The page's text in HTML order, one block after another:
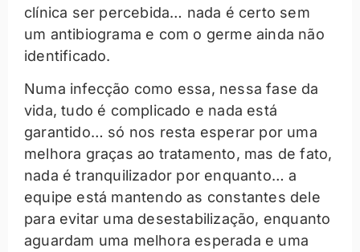
clínica ser percebida… nada é certo sem
um antibiograma e com o germe ainda não
identificado.
Numa infecção como essa, nessa fase da
vida, tudo é complicado e nada está
garantido… só nos resta esperar por uma
melhora graças ao tratamento, mas de fato,
nada é tranquilizador por enquanto… a
equipe está mantendo as constantes dele
para evitar uma desestabilização, enquanto
aguardam uma melhora esperada e uma